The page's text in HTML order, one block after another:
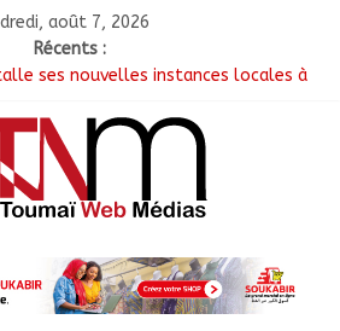
août 7, 2026
Récents :
ses nouvelles instances locales à
des braquages sur l’axe Faya-Kalaït
le suivi des chantiers
bacheliers orientés vers leur
offre des semences certifiées aux